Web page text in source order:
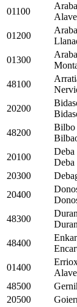
01100
01200
01300
48100
20200
48200
Bilbo
20100
Deba
Deba
20300
20400
48300
48400
01400
48500
20500